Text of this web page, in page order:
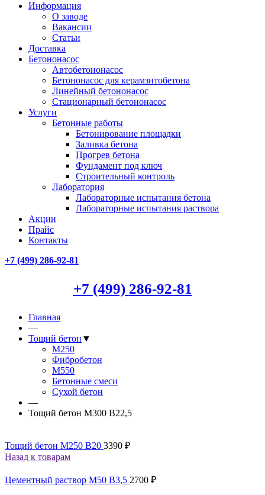
Информация
О заводе
Вакансии
Статьи
Доставка
Бетононасос
Автобетононасос
Бетононасос для керамзитобетона
Линейный бетононасос
Стационарный бетононасос
Услуги
Бетонные работы
Бетонирование площадки
Заливка бетона
Прогрев бетона
Фундамент под ключ
Строительный контроль
Лаборатория
Лабораторные испытания бетона
Лабораторные испытания раствора
Акции
Прайс
Контакты
+7 (499) 286-92-81
+7 (499) 286-92-81
Главная
—
Тощий бетон ▼
М250
Фибробетон
М550
Бетонные смеси
Сухой бетон
—
Тощий бетон М300 В22,5
Тощий бетон М250 В20 3390 ₽
Назад к товарам
Цементный раствор М50 В3,5 2700 ₽